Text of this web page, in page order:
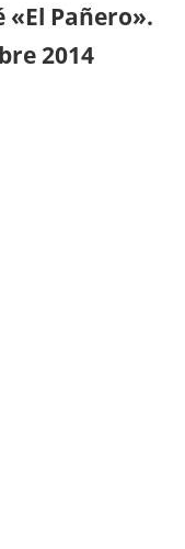
«El Pañero».
2014